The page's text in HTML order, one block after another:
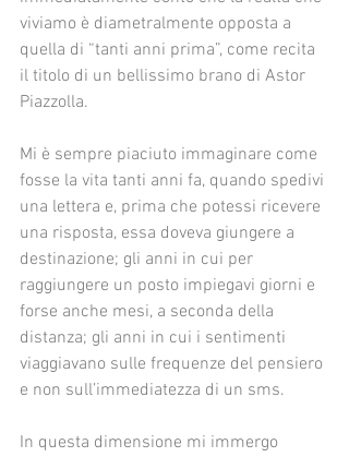
viviamo è diametralmente opposta a
quella di “tanti anni prima”, come recita
il titolo di un bellissimo brano di Astor
Piazzolla.
Mi è sempre piaciuto immaginare come
fosse la vita tanti anni fa, quando spedivi
una lettera e, prima che potessi ricevere
una risposta, essa doveva giungere a
destinazione; gli anni in cui per
raggiungere un posto impiegavi giorni e
forse anche mesi, a seconda della
distanza; gli anni in cui i sentimenti
viaggiavano sulle frequenze del pensiero
e non sull’immediatezza di un sms.
In questa dimensione mi immergo